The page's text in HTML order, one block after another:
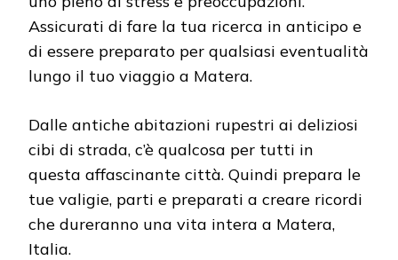
Assicurati di fare la tua ricerca in anticipo e
di essere preparato per qualsiasi eventualità
lungo il tuo viaggio a Matera.
Dalle antiche abitazioni rupestri ai deliziosi
cibi di strada, c’è qualcosa per tutti in
questa affascinante città. Quindi prepara le
tue valigie, parti e preparati a creare ricordi
che dureranno una vita intera a Matera,
Italia.